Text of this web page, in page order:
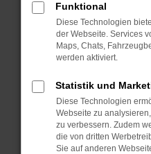
Starte dein Gerät
Das kann manchmal
Probleme zu
Betriebssystem
sind.
Veraltete Software
Sicherheitsrisiko,
führen, dass
Funktional
Diese Technologien
der Webseite. Services
Maps, Chats,
werden aktiviert.
Statistik und
Diese Technologien
Webseite zu
zu verbessern. Zudem
die von dritten
Sie auf anderen